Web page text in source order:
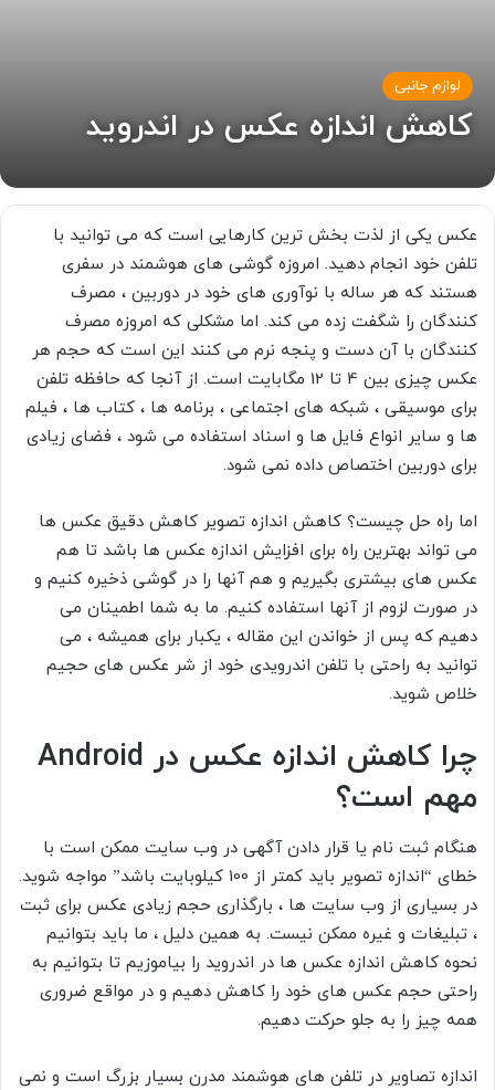
لوازم جانبی
کاهش اندازه عکس در اندروید
عکس یکی از لذت بخش ترین کارهایی است که می توانید با
تلفن خود انجام دهید. امروزه گوشی های هوشمند در سفری
هستند که هر ساله با نوآوری های خود در دوربین ، مصرف
کنندگان را شگفت زده می کند. اما مشکلی که امروزه مصرف
کنندگان با آن دست و پنجه نرم می کنند این است که حجم هر
عکس چیزی بین 4 تا 12 مگابایت است. از آنجا که حافظه تلفن
برای موسیقی ، شبکه های اجتماعی ، برنامه ها ، کتاب ها ، فیلم
ها و سایر انواع فایل ها و اسناد استفاده می شود ، فضای زیادی
برای دوربین اختصاص داده نمی شود.
اما راه حل چیست؟ کاهش اندازه تصویر کاهش دقیق عکس ها
می تواند بهترین راه برای افزایش اندازه عکس ها باشد تا هم
عکس های بیشتری بگیریم و هم آنها را در گوشی ذخیره کنیم و
در صورت لزوم از آنها استفاده کنیم. ما به شما اطمینان می
دهیم که پس از خواندن این مقاله ، یکبار برای همیشه ، می
توانید به راحتی با تلفن اندرویدی خود از شر عکس های حجیم
خلاص شوید.
چرا کاهش اندازه عکس در Android
مهم است؟
هنگام ثبت نام یا قرار دادن آگهی در وب سایت ممکن است با
خطای “اندازه تصویر باید کمتر از 100 کیلوبایت باشد” مواجه شوید.
در بسیاری از وب سایت ها ، بارگذاری حجم زیادی عکس برای ثبت
، تبلیغات و غیره ممکن نیست. به همین دلیل ، ما باید بتوانیم
نحوه کاهش اندازه عکس ها در اندروید را بیاموزیم تا بتوانیم به
راحتی حجم عکس های خود را کاهش دهیم و در مواقع ضروری
همه چیز را به جلو حرکت دهیم.
اندازه تصاویر در تلفن های هوشمند مدرن بسیار بزرگ است و نمی